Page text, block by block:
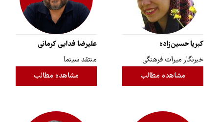
کبریا حسین‌زاده
خبرنگار میراث فرهنگی
مشاهده مطالب
علیرضا فدایی کرمانی
منتقد سینما
مشاهده مطالب